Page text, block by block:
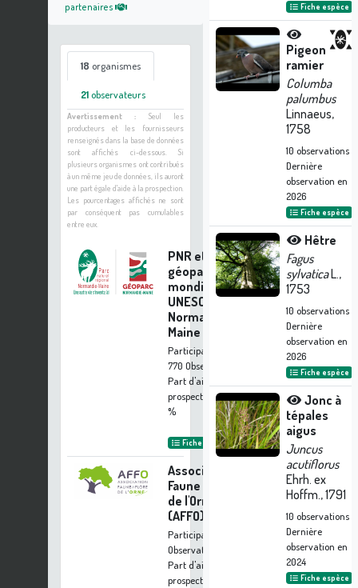
partenaires
18 organismes
21observateurs
Avertissement : Seul les
producteurs et les fournisseurs
renseignés dans la base de données
sont affichés ci-dessous. Si
plusieurs organismes ont contribués
à un même jeu de données, ils auront
une part égale d'aide à la prospection.
Les pourcentages affichés ne sont
par conséquent pas cumulables
entre eux.
PNR et
géoparc
mondial
UNESCO
Normandie-
Maine
Participation à
770 Observations
Part d'aide à la
prospection :70.45
%
Fiche organisme
Association
Faune & Flore
de l'Orne
(AFFO)
Participation à 601
Observations
Part d'aide à la
prospection :
Fiche espèce
Pigeon
ramier
Columba
palumbus
Linnaeus,
1758
10 observations
Dernière
observation en
2026
Fiche espèce
Hêtre
Fagus
sylvaticaL.,
1753
10 observations
Dernière
observation en
2026
Fiche espèce
Jonc à
tépales
aigus
Juncus
acutiflorus
Ehrh. ex
Hoffm., 1791
10 observations
Dernière
observation en
2024
Fiche espèce